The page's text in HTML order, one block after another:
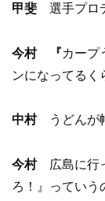
甲斐 選手プロ
今村 『カープ
ンになってるく
中村 うどん
今村
広島に行
ろ！』っていう